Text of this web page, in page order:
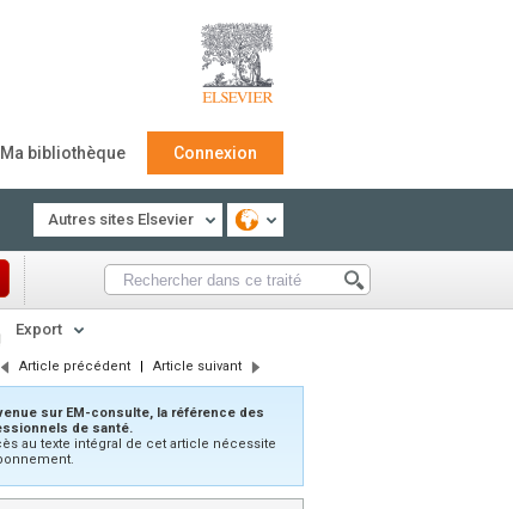
Ma bibliothèque Connexion
Autres sites Elsevier
Export
Article précédent | Article suivant
sur EM-consulte, la référence des
de santé.
au texte intégral de cet article nécessite